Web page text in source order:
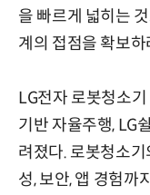
을 빠르게 넓히는
계의 접점을 확보
LG전자 로봇청소
기반 자율주행, LG
려졌다. 로봇청소
성, 보안, 앱 경험까